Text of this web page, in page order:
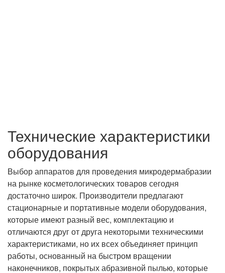
Технические характеристики
оборудования
Выбор аппаратов для проведения микродермабразии
на рынке косметологических товаров сегодня
достаточно широк. Производители предлагают
стационарные и портативные модели оборудования,
которые имеют разный вес, комплектацию и
отличаются друг от друга некоторыми техническими
характеристиками, но их всех объединяет принцип
работы, основанный на быстром вращении
наконечников, покрытых абразивной пылью, которые